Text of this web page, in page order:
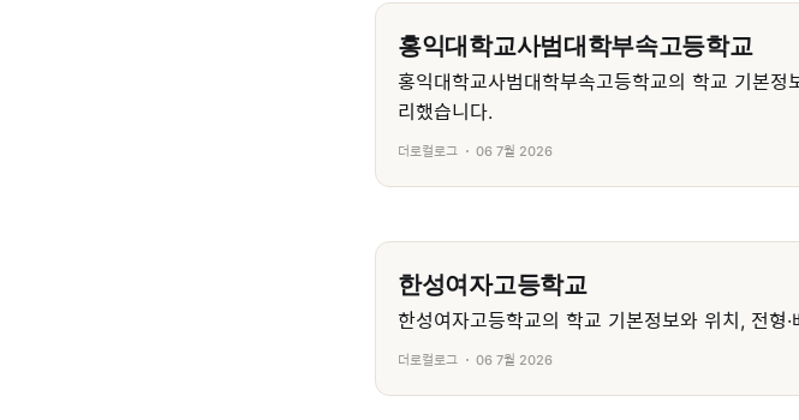
홍익대학교사범대학부속고등학교
홍익대학교사범대학부속고등학교의 학교 기본
리했습니다.
더로컬로그 06 7월 2026
한성여자고등학교
한성여자고등학교의 학교 기본정보와 위치, 전형
더로컬로그 06 7월 2026